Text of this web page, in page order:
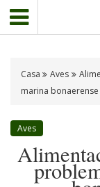
Casa Aves
marina bonaerense
Aves